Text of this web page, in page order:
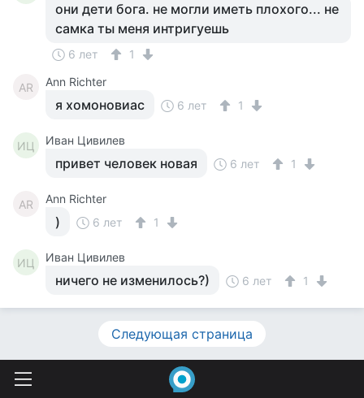
они дети бога. не могли иметь плохого... не
самка ты меня интригуешь
6 лет 1
AR Ann Richter
я хомоновиас 6 лет 1
ИЦ Иван Цивилев
привет человек новая 6 лет 1
AR Ann Richter
) 6 лет 1
ИЦ Иван Цивилев
ничего не изменилось?) 6 лет 1
Следующая страница